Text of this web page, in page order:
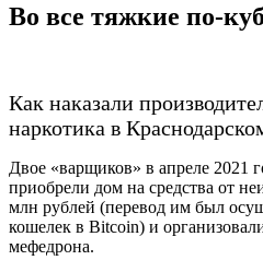
Во все тяжкие по-
Как наказали
наркотика в
Двое «варщиков» в апреле 2021
приобрели дом на средства от
млн рублей (перевод им был
кошелек в Bitcoin) и
мефедрона.